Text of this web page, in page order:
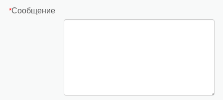
*Сообщение